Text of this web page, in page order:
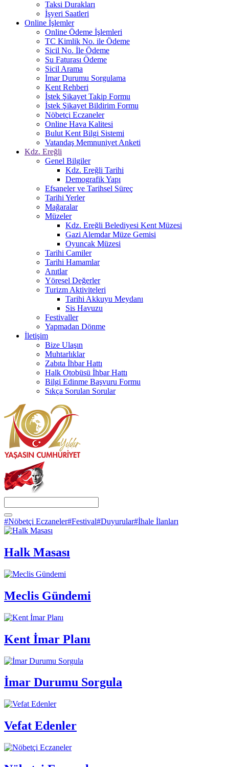
Taksi Durakları
İşyeri Saatleri
Online İşlemler
Online Ödeme İşlemleri
TC Kimlik No. ile Ödeme
Sicil No. İle Ödeme
Su Faturası Ödeme
Sicil Arama
İmar Durumu Sorgulama
Kent Rehberi
İstek Şikayet Takip Formu
İstek Şikayet Bildirim Formu
Nöbetçi Eczaneler
Online Hava Kalitesi
Bulut Kent Bilgi Sistemi
Vatandaş Memnuniyet Anketi
Kdz. Ereğli
Genel Bilgiler
Kdz. Ereğli Tarihi
Demografik Yapı
Efsaneler ve Tarihsel Süreç
Tarihi Yerler
Mağaralar
Müzeler
Kdz. Ereğli Belediyesi Kent Müzesi
Gazi Alemdar Müze Gemisi
Oyuncak Müzesi
Tarihi Camiler
Tarihi Hamamlar
Anıtlar
Yöresel Değerler
Turizm Aktiviteleri
Tarihi Akkuyu Meydanı
Sis Havuzu
Festivaller
Yapmadan Dönme
İletişim
Bize Ulaşın
Muhtarlıklar
Zabıta İhbar Hattı
Halk Otobüsü İhbar Hattı
Bilgi Edinme Başvuru Formu
Sıkça Sorulan Sorular
#Nöbetçi Eczaneler#Festival#Duyurular#İhale İlanları
Halk Masası
Meclis Gündemi
Kent İmar Planı
İmar Durumu Sorgula
Vefat Edenler